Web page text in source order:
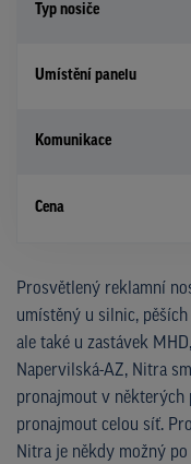
Typ nosiče
Umístění panelu
Komunikace
Cena
Prosvětlený reklamní
umístěný u silnic,
ale také u zastávek
Napervilská-AZ, Nitra
pronajmout v některých
pronajmout celou síť.
Nitra je někdy možný